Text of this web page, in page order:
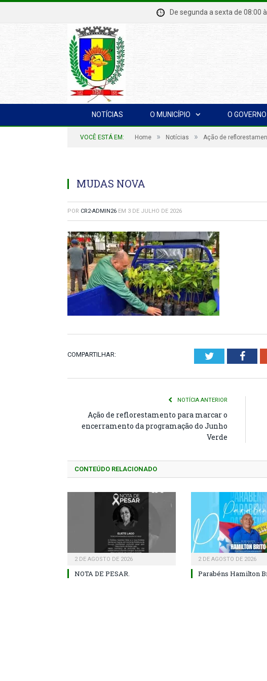
De segunda a sexta de
NOTÍCIAS O MUNICÍPIO O GOVERNO
VOCÊ ESTÁ EM: Home » Notícias » Ação de
MUDAS NOVA
POR CR2-ADMIN26 EM 3 DE JULHO DE 2026
COMPARTILHAR: Twitter
NOTÍCIA ANTERIOR
Ação de reflorestamento para marcar o
encerramento da programação do Junho
Verde
CONTEÚDO RELACIONADO
2 DE AGOSTO DE 2026
NOTA DE PESAR.
2 DE AGOSTO DE 2026
Parabéns Hamilton